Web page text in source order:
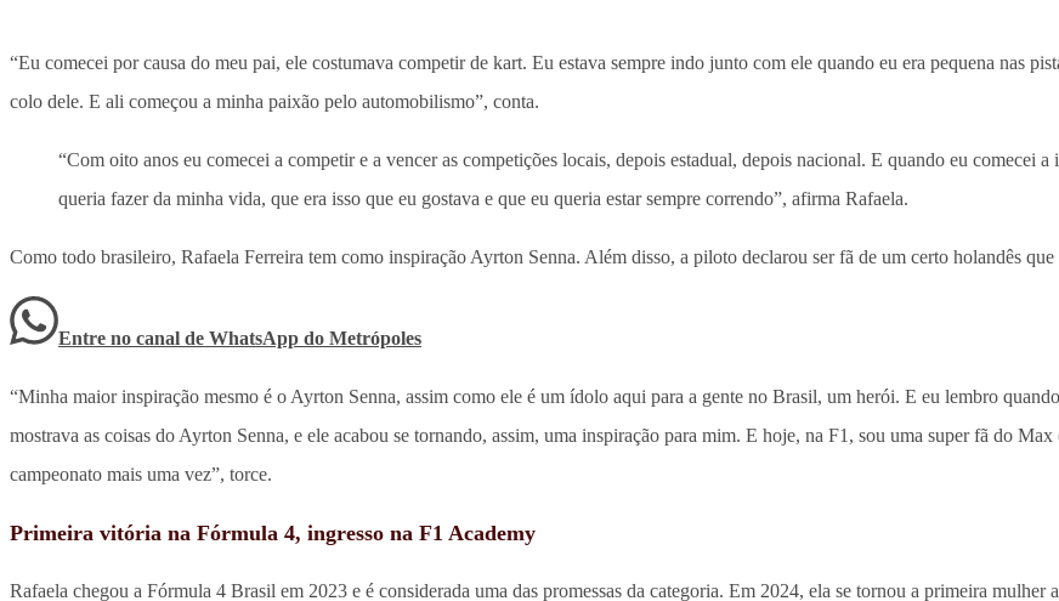
“Eu comecei por causa do meu pai, ele costumava competir de kart. Eu estava sempre indo junto com ele quando eu era pequena nas
colo dele. E ali começou a minha paixão pelo automobilismo”, conta.
“Com oito anos eu comecei a competir e a vencer as competições locais, depois estadual, depois nacional. E quando eu comecei
queria fazer da minha vida, que era isso que eu gostava e que eu queria estar sempre correndo”, afirma Rafaela.
Como todo brasileiro, Rafaela Ferreira tem como inspiração Ayrton Senna. Além disso, a piloto declarou ser fã de um certo holandês
Entre no canal de WhatsApp do Metrópoles
“Minha maior inspiração mesmo é o Ayrton Senna, assim como ele é um ídolo aqui para a gente no Brasil, um herói. E eu lembro
mostrava as coisas do Ayrton Senna, e ele acabou se tornando, assim, uma inspiração para mim. E hoje, na F1, sou uma super fã do
campeonato mais uma vez”, torce.
Primeira vitória na Fórmula 4, ingresso na F1 Academy
Rafaela chegou a Fórmula 4 Brasil em 2023 e é considerada uma das promessas da categoria. Em 2024, ela se tornou a primeira mulher